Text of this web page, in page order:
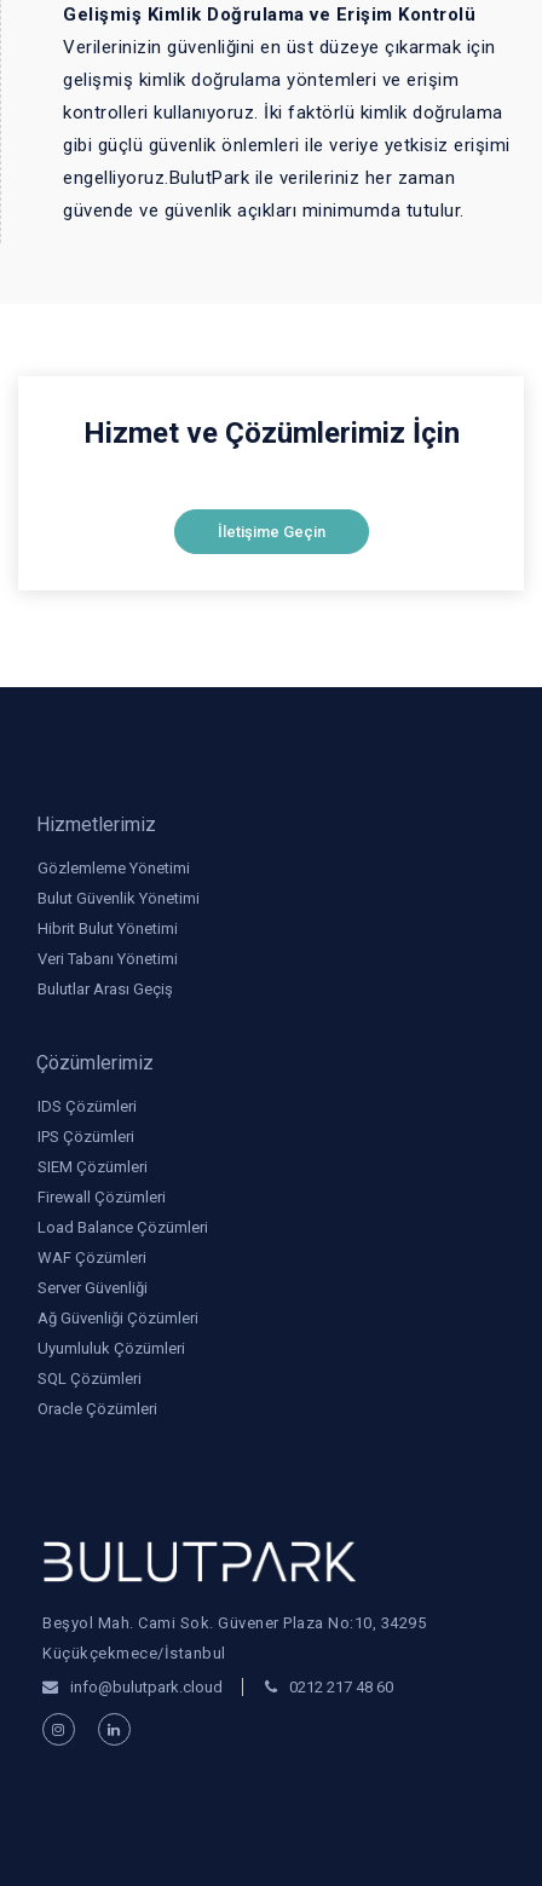
Gelişmiş Kimlik Doğrulama ve Erişim Kontrolü
Verilerinizin güvenliğini en üst düzeye çıkarmak için
gelişmiş kimlik doğrulama yöntemleri ve erişim
kontrolleri kullanıyoruz. İki faktörlü kimlik doğrulama
gibi güçlü güvenlik önlemleri ile veriye yetkisiz erişimi
engelliyoruz.BulutPark ile verileriniz her zaman
güvende ve güvenlik açıkları minimumda tutulur.
Hizmet ve Çözümlerimiz İçin
İletişime Geçin
Hizmetlerimiz
Gözlemleme Yönetimi
Bulut Güvenlik Yönetimi
Hibrit Bulut Yönetimi
Veri Tabanı Yönetimi
Bulutlar Arası Geçiş
Çözümlerimiz
IDS Çözümleri
IPS Çözümleri
SIEM Çözümleri
Firewall Çözümleri
Load Balance Çözümleri
WAF Çözümleri
Server Güvenliği
Ağ Güvenliği Çözümleri
Uyumluluk Çözümleri
SQL Çözümleri
Oracle Çözümleri
Beşyol Mah. Cami Sok. Güvener Plaza No:10, 34295
Küçükçekmece/İstanbul
info@bulutpark.cloud
0212 217 48 60